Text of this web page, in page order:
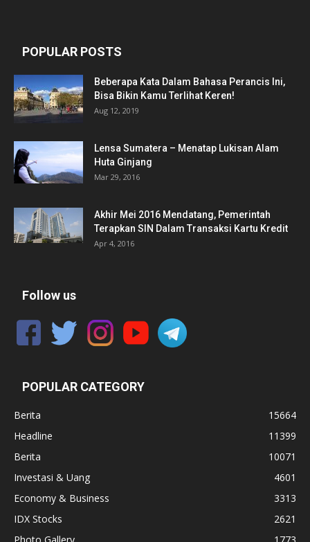
POPULAR POSTS
Beberapa Kata Dalam Bahasa Perancis Ini,
Bisa Bikin Kamu Terlihat Keren!
Aug 12, 2019
Lensa Sumatera – Menatap Lukisan Alam
Huta Ginjang
Mar 29, 2016
Akhir Mei 2016 Mendatang, Pemerintah
Terapkan SIN Dalam Transaksi Kartu Kredit
Apr 4, 2016
Follow us
POPULAR CATEGORY
Berita
15664
Headline
11399
Berita
10071
Investasi & Uang
4601
Economy & Business
3313
IDX Stocks
2621